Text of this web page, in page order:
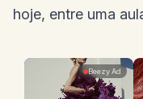
hoje, entre uma